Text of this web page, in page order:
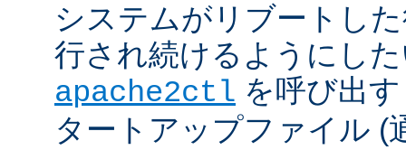
システムがリブートし
行され続けるようにし
apache2ctl を呼び出
タートアップファイル (